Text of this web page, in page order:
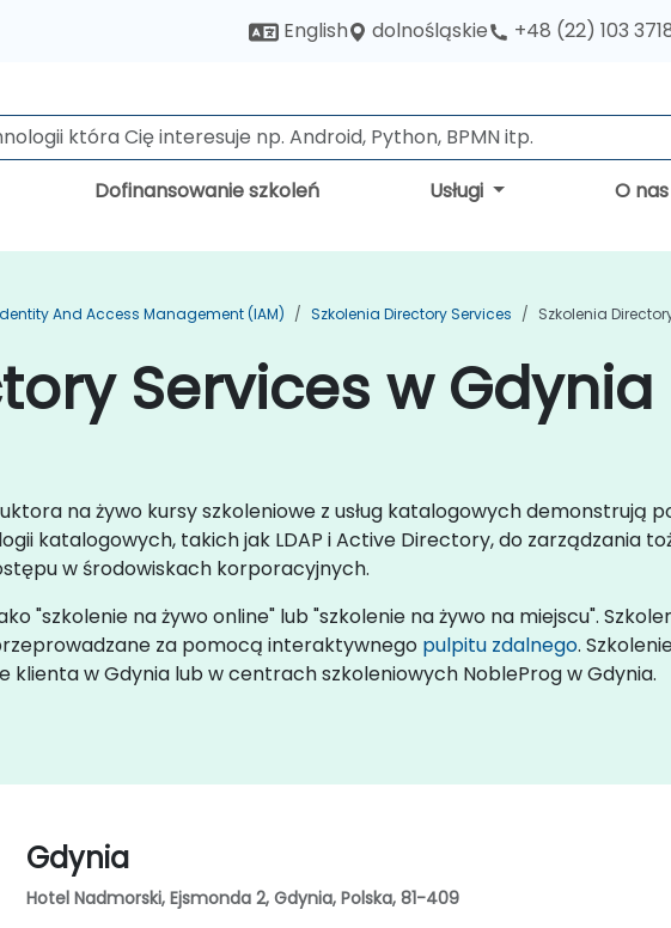
English dolnośląskie +48 (22) 103
Dofinansowanie szkoleń Usługi O nas
And Access Management (IAM) Szkolenia Directory Services Szkolenia
Services w Gdynia
na żywo kursy szkoleniowe z usług katalogowych demonstrują
katalogowych, takich jak LDAP i Active Directory, do zarządzania
w środowiskach korporacyjnych.
"szkolenie na żywo online" lub "szkolenie na żywo na miejscu".
za pomocą interaktywnego pulpitu zdalnego.
w Gdynia lub w centrach szkoleniowych NobleProg w Gdynia.
Gdynia
Hotel Nadmorski, Ejsmonda 2, Gdynia, Polska, 81-409